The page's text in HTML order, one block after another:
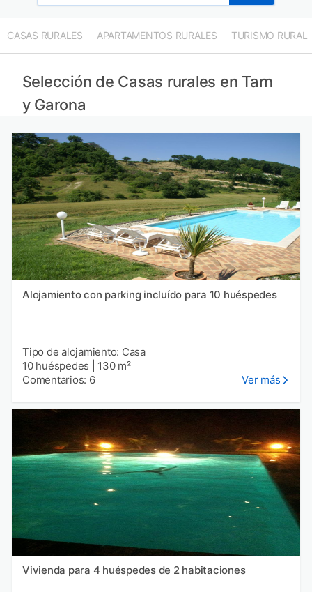
Casas rurales en Gers provincia
Casas rurales en Ariège provincia
Casas rurales en Dordoña provincia
CASAS RURALES APARTAMENTOS RURALES TURISMO RURAL
Selección de Casas rurales en Tarn
y Garona
Alojamiento con parking incluído para 10 huéspedes
Tipo de alojamiento: Casa
10 huéspedes
130 m²
Comentarios: 6
Ver más
Vivienda para 4 huéspedes de 2 habitaciones